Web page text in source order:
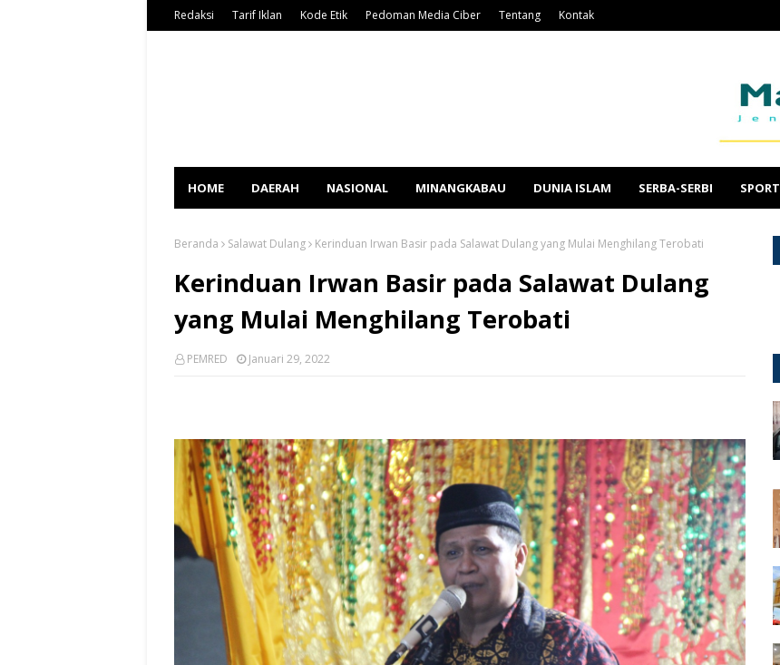
Redaksi Tarif Iklan Kode Etik Pedoman Media Ciber Tentang Kontak
HOME DAERAH NASIONAL MINANGKABAU DUNIA ISLAM SERBA-SERBI SPORT
Beranda Salawat Dulang Kerinduan Irwan Basir pada Salawat Dulang yang Mulai Menghilang Terobati
Kerinduan Irwan Basir pada Salawat Dulang
yang Mulai Menghilang Terobati
PEMRED Januari 29, 2022